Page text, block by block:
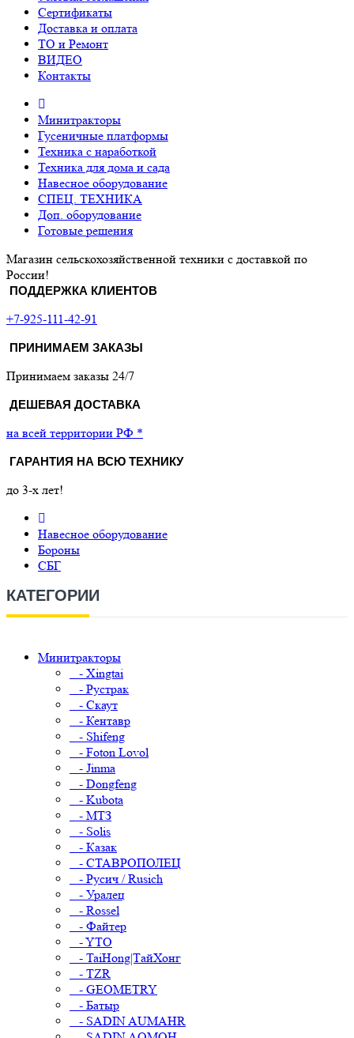
Сертификаты
Доставка и оплата
ТО и Ремонт
ВИДЕО
Контакты
Минитракторы
Гусеничные платформы
Техника с наработкой
Техника для дома и сада
Навесное оборудование
СПЕЦ. ТЕХНИКА
Доп. оборудование
Готовые решения
Магазин сельскохозяйственной техники с доставкой по
России!
ПОДДЕРЖКА КЛИЕНТОВ
+7-925-111-42-91
ПРИНИМАЕМ ЗАКАЗЫ
Принимаем заказы 24/7
ДЕШЕВАЯ ДОСТАВКА
на всей территории РФ *
ГАРАНТИЯ НА ВСЮ ТЕХНИКУ
до 3-х лет!
Навесное оборудование
Бороны
СБГ
КАТЕГОРИИ
Минитракторы
- Xingtai
- Рустрак
- Скаут
- Кентавр
- Shifeng
- Foton Lovol
- Jinma
- Dongfeng
- Kubota
- МТЗ
- Solis
- Казак
- СТАВРОПОЛЕЦ
- Русич / Rusich
- Уралец
- Rossel
- Файтер
- YTO
- TaiHong|ТайХонг
- TZR
- GEOMETRY
- Батыр
- SADIN AUMAHR